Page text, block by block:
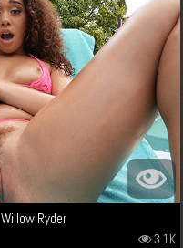
Willow Ryder
3.1K